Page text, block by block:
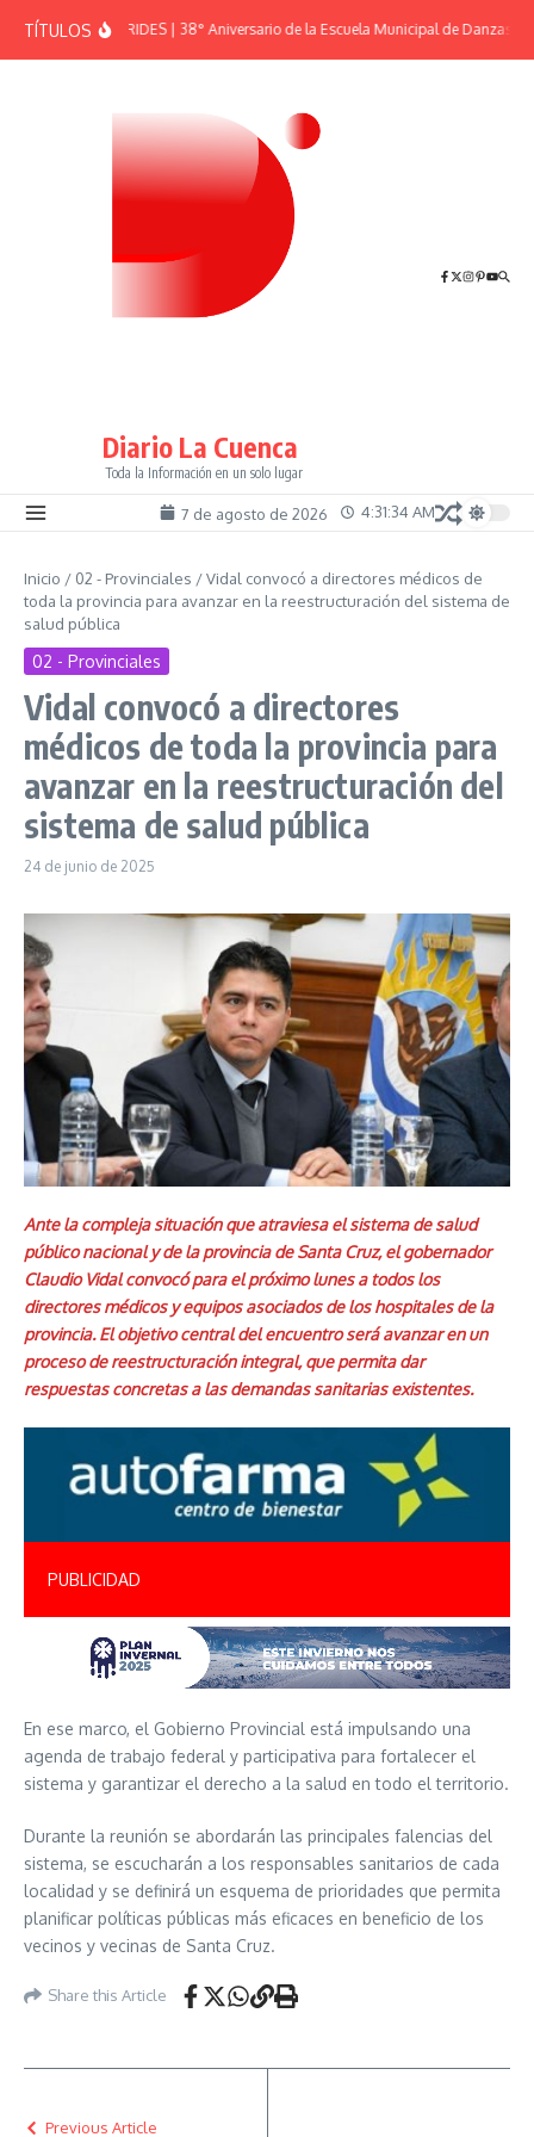
TÍTULOSEFEMÉRIDES | 38° Aniversario de la Escuela Municipal de Danzas “El
Diario La Cuenca
Toda la Información en un solo lugar
7 de agosto de 2026 4:31:35 AM
Inicio / 02 - Provinciales /Vidal convocó a directores médicos de
toda la provincia para avanzar en la reestructuración del sistema de
salud pública
02 - Provinciales
Vidal convocó a directores
médicos de toda la provincia para
avanzar en la reestructuración del
sistema de salud pública
24 de junio de 2025
Ante la compleja situación que atraviesa el sistema de salud
público nacional y de la provincia de Santa Cruz, el gobernador
Claudio Vidal convocó para el próximo lunes a todos los
directores médicos y equipos asociados de los hospitales de la
provincia. El objetivo central del encuentro será avanzar en un
proceso de reestructuración integral, que permita dar
respuestas concretas a las demandas sanitarias existentes.
PUBLICIDAD
En ese marco, el Gobierno Provincial está impulsando una
agenda de trabajo federal y participativa para fortalecer el
sistema y garantizar el derecho a la salud en todo el territorio.
Durante la reunión se abordarán las principales falencias del
sistema, se escucharán a los responsables sanitarios de cada
localidad y se definirá un esquema de prioridades que permita
planificar políticas públicas más eficaces en beneficio de los
vecinos y vecinas de Santa Cruz.
Share this Article
Previous Article